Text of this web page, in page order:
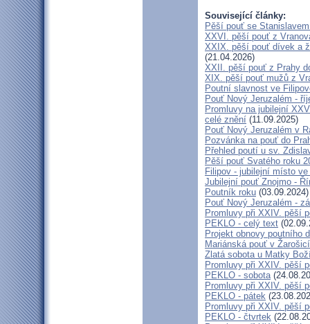
Související články:
Pěší pouť se
XXVI. pěší pouť z
XXIX. pěší pouť dívek a
(21.04.2026)
XXII. pěší pouť z Prahy
XIX. pěší pouť mužů z
Poutní slavnost ve
Pouť Nový Jeruzalém -
Promluvy na jubilejní
celé znění (11.09.2025)
Pouť Nový Jeruzalém v
Pozvánka na pouť do
Přehled poutí u sv.
Pěší pouť Svatého roku
Filipov - jubilejní místo
Jubilejní pouť Znojmo -
Poutník roku (03.09.2024)
Pouť Nový Jeruzalém -
Promluvy při XXIV. pěší
PEKLO - celý text
Projekt obnovy poutního
Mariánská pouť v
Zlatá sobota u Matky
Promluvy při XXIV. pěší
PEKLO - sobota
Promluvy při XXIV. pěší
PEKLO - pátek
Promluvy při XXIV. pěší
PEKLO - čtvrtek